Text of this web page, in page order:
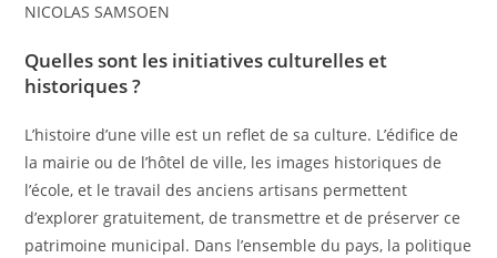
NICOLAS SAMSOEN
Quelles sont les initiatives culturelles et
historiques ?
L’histoire d’une ville est un reflet de sa culture. L’édifice de
la mairie ou de l’hôtel de ville, les images historiques de
l’école, et le travail des anciens artisans permettent
d’explorer gratuitement, de transmettre et de préserver ce
patrimoine municipal. Dans l’ensemble du pays, la politique